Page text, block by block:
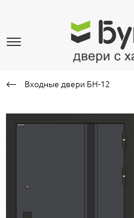
Входные двери БН-12